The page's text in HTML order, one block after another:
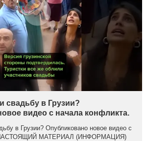
свадьбу в Грузии?
видео с начала конфликта.
в Грузии? Опубликовано новое видео с
НАСТОЯЩИЙ МАТЕРИАЛ (ИНФОРМАЦИЯ)